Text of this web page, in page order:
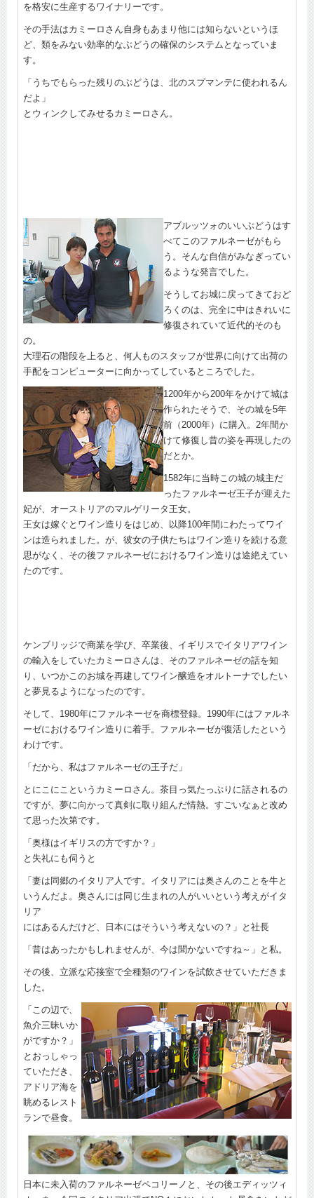
を格安に生産するワイナリーです。
その手法はカミーロさん自身もあまり他には知らないというほ
ど、類をみない効率的なぶどうの確保のシステムとなっていま
す。
「うちでもらった残りのぶどうは、北のスプマンテに使われるん
だよ」
とウィンクしてみせるカミーロさん。
アブルッツォのいいぶどうはす
べてこのファルネーゼがもら
う。そんな自信がみなぎってい
るような発言でした。
そうしてお城に戻ってきておど
ろくのは、完全に中はきれいに
修復されていて近代的そのも
の。
大理石の階段を上ると、何人ものスタッフが世界に向けて出荷の
手配をコンピューターに向かってしているところでした。
1200年から200年をかけて城は
作られたそうで、その城を5年
前（2000年）に購入。2年間か
けて修復し昔の姿を再現したの
だとか。
1582年に当時この城の城主だ
ったファルネーゼ王子が迎えた
妃が、オーストリアのマルゲリータ王女。
王女は嫁ぐとワイン造りをはじめ、以降100年間にわたってワイ
ンは造られました。が、彼女の子供たちはワイン造りを続ける意
思がなく、その後ファルネーゼにおけるワイン造りは途絶えてい
たのです。
ケンブリッジで商業を学び、卒業後、イギリスでイタリアワイン
の輸入をしていたカミーロさんは、そのファルネーゼの話を知
り、いつかこのお城を再建してワイン醸造をオルトーナでしたい
と夢見るようになったのです。
そして、1980年にファルネーゼを商標登録。1990年にはファルネ
ーゼにおけるワイン造りに着手。ファルネーゼが復活したという
わけです。
「だから、私はファルネーゼの王子だ」
とにこにこというカミーロさん。茶目っ気たっぷりに話されるの
ですが、夢に向かって真剣に取り組んだ情熱。すごいなぁと改め
て思った次第です。
「奥様はイギリスの方ですか？」
と失礼にも伺うと
「妻は同郷のイタリア人です。イタリアには奥さんのことを牛と
いうんだよ。奥さんには同じ生まれの人がいいという考えがイタ
リア
にはあるんだけど、日本にはそういう考えないの？」と社長
「昔はあったかもしれませんが、今は聞かないですね～」と私。
その後、立派な応接室で全種類のワインを試飲させていただきま
した。
「この辺で、
魚介三昧いか
がですか？」
とおっしゃっ
ていただき、
アドリア海を
眺めるレスト
ランで昼食。
日本に未入荷のファルネーゼペコリーノと、その後エディッツィ